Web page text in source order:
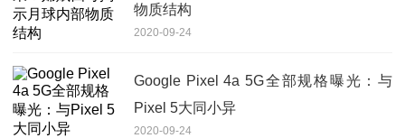
物质结构
2020-09-24
Google Pixel 4a 5G全部规格曝光：与
Pixel 5大同小异
2020-09-24